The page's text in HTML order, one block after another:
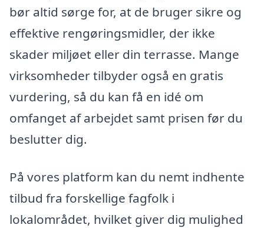
bør altid sørge for, at de bruger sikre og
effektive rengøringsmidler, der ikke
skader miljøet eller din terrasse. Mange
virksomheder tilbyder også en gratis
vurdering, så du kan få en idé om
omfanget af arbejdet samt prisen før du
beslutter dig.
På vores platform kan du nemt indhente
tilbud fra forskellige fagfolk i
lokalområdet, hvilket giver dig mulighed